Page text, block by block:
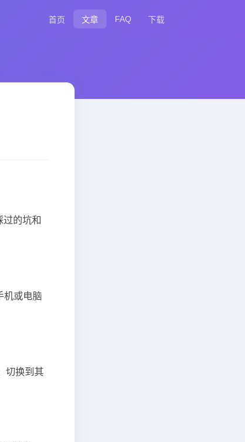
首页 文章 FAQ 下载
过的坑和
机或电脑
切换到其